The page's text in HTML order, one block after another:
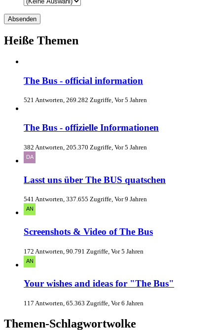
Heiße Themen
The Bus - official information
521 Antworten, 269.282 Zugriffe, Vor 5 Jahren
The Bus - offizielle Informationen
382 Antworten, 205.370 Zugriffe, Vor 5 Jahren
Lasst uns über The BUS quatschen
541 Antworten, 337.655 Zugriffe, Vor 9 Jahren
Screenshots & Video of The Bus
172 Antworten, 90.791 Zugriffe, Vor 5 Jahren
Your wishes and ideas for "The Bus"
117 Antworten, 65.363 Zugriffe, Vor 6 Jahren
Themen-Schlagwortwolke